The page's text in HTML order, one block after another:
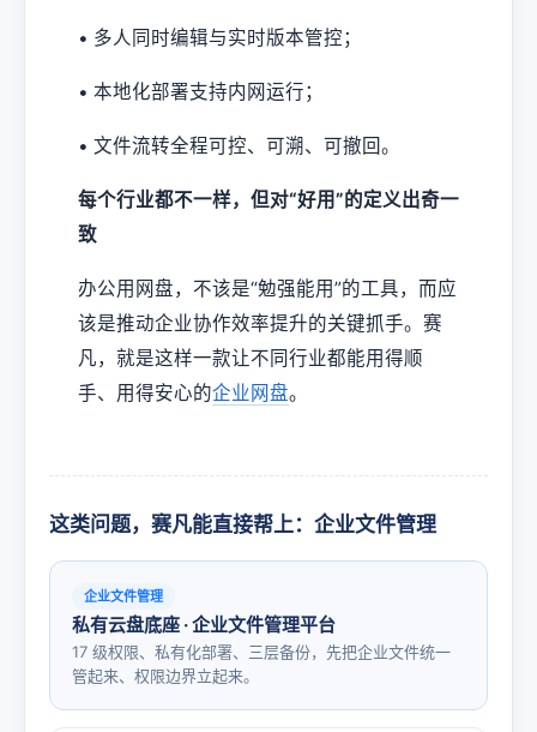
• 多人同时编辑与实时版本管控；
• 本地化部署支持内网运行；
• 文件流转全程可控、可溯、可撤回。
每个行业都不一样，但对“好用”的定义出奇一
致
办公用网盘，不该是“勉强能用”的工具，而应
该是推动企业协作效率提升的关键抓手。赛
凡，就是这样一款让不同行业都能用得顺
手、用得安心的企业网盘。
这类问题，赛凡能直接帮上：企业文件管理
企业文件管理
私有云盘底座 · 企业文件管理平台
17 级权限、私有化部署、三层备份，先把企业文件统一
管起来、权限边界立起来。